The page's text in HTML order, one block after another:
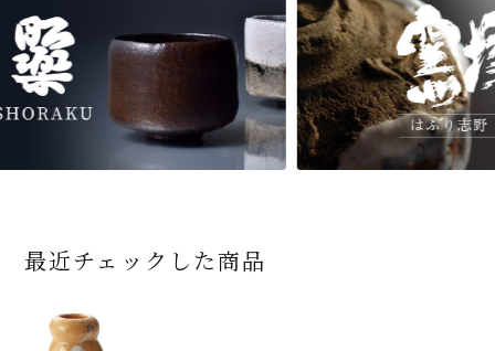
最近チェックした商品